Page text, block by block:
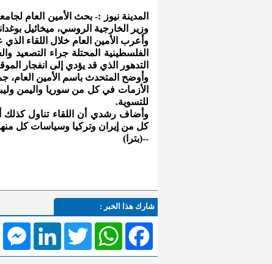
المدينة نيوز :- بحث الأمين العام
وزير الخارجية الروسي، ميخائيل
وأعرب الأمين العام خلال اللقاء
الفلسطينية المحتلة جراء التصعيد
التدهور الذي قد يؤدي إلى انفجار
وأوضح المتحدث باسم الأمين
الأزمات في كل من سوريا واليمن
للتسوية.
وأضاف رشدي أن اللقاء تناول كذلك
كل من إيران وتركيا وسياسات كل
--(بترا)
شارك هذا الخبر :
MessengerLinkedIn TwitterWhatsAppFacebook